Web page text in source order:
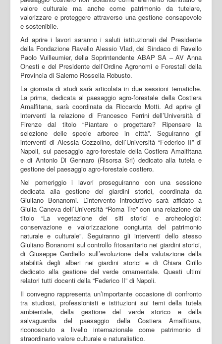
valore culturale ma anche come patrimonio da tutelare,
valorizzare e proteggere attraverso una gestione consapevole
e sostenibile.
Ad aprire i lavori saranno i saluti istituzionali del Presidente
della Fondazione Ravello Alessio Vlad, del Sindaco di Ravello
Paolo Vuilleumier, della Soprintendente ABAP SA – AV Anna
Onesti e del Presidente dell’Ordine Agronomi e Forestali della
Provincia di Salerno Rossella Robusto.
La giornata di studi sarà articolata in due sessioni tematiche.
La prima, dedicata al paesaggio agro-forestale della Costiera
Amalfitana, sarà coordinata da Riccardo Motti. Ad aprire gli
interventi la relazione di Francesco Ferrini dell’Università di
Firenze dal titolo “Piantare o progettare? Ripensare la
selezione delle specie arboree in città”. Seguiranno gli
interventi di Alessia Cozzolino, dell’Università “Federico II” di
Napoli, sul paesaggio agro-forestale della Costiera Amalfitana
e di Antonio Di Gennaro (Risorsa Srl) dedicato alla tutela e
gestione del paesaggio agro-forestale costiero.
Nel pomeriggio i lavori proseguiranno con una sessione
dedicata alla gestione dei giardini storici, coordinata da
Giuliano Bonanomi. L’intervento introduttivo sarà affidato a
Giulia Caneva dell’Università “Roma Tre” con una relazione dal
titolo “La vegetazione dei siti storici e archeologici:
conservazione e valorizzazione congiunta del patrimonio
naturale e culturale”. Seguiranno gli interventi dello stesso
Giuliano Bonanomi sul controllo fitosanitario nei giardini storici,
di Giuseppe Cardiello sull’evoluzione della valutazione della
stabilità degli alberi nei giardini storici e di Chiara Cirillo
dedicato alla gestione del verde ornamentale. Questi ultimi
relatori tutti docenti della “Federico II” di Napoli.
Il convegno rappresenta un’importante occasione di confronto
tra studiosi, professionisti e istituzioni sui temi della tutela
ambientale, della gestione del verde storico e della
salvaguardia del paesaggio della Costiera Amalfitana,
riconosciuto a livello internazionale come patrimonio di
straordinario valore culturale e naturalistico.